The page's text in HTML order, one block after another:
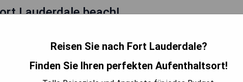
Lauderdale beach!
Reisen Sie nach Fort Lauderdale?
Finden Sie Ihren perfekten Aufenthaltsort!